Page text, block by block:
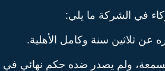
في الشركة ما يلي:
عن ثلاثين سنة وكامل الأهلية.
ولم يصدر ضده حكم نهائي في